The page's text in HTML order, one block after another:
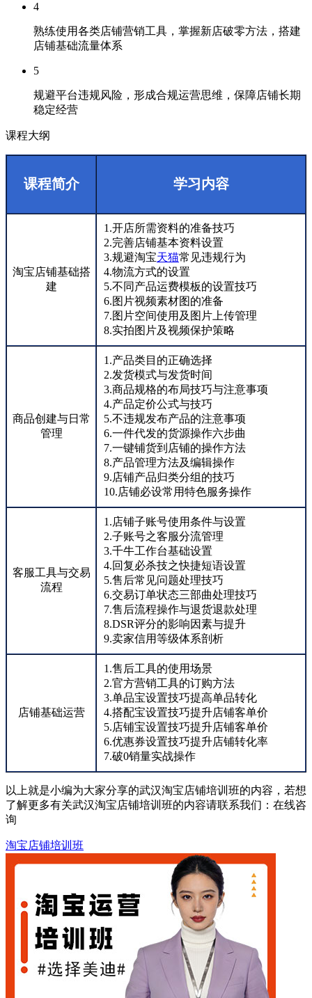
4
熟练使用各类店铺营销工具，掌握新店破零方法，搭建
店铺基础流量体系
5
规避平台违规风险，形成合规运营思维，保障店铺长期
稳定经营
课程大纲
课程简介 学习内容
淘宝店铺基础搭
建
1.开店所需资料的准备技巧
2.完善店铺基本资料设置
3.规避淘宝天猫常见违规行为
4.物流方式的设置
5.不同产品运费模板的设置技巧
6.图片视频素材图的准备
7.图片空间使用及图片上传管理
8.实拍图片及视频保护策略
商品创建与日常
管理
1.产品类目的正确选择
2.发货模式与发货时间
3.商品规格的布局技巧与注意事项
4.产品定价公式与技巧
5.不违规发布产品的注意事项
6.一件代发的货源操作六步曲
7.一键铺货到店铺的操作方法
8.产品管理方法及编辑操作
9.店铺产品归类分组的技巧
10.店铺必设常用特色服务操作
客服工具与交易
流程
1.店铺子账号使用条件与设置
2.子账号之客服分流管理
3.千牛工作台基础设置
4.回复必杀技之快捷短语设置
5.售后常见问题处理技巧
6.交易订单状态三部曲处理技巧
7.售后流程操作与退货退款处理
8.DSR评分的影响因素与提升
9.卖家信用等级体系剖析
店铺基础运营
1.售后工具的使用场景
2.官方营销工具的订购方法
3.单品宝设置技巧提高单品转化
4.搭配宝设置技巧提升店铺客单价
5.店铺宝设置技巧提升店铺客单价
6.优惠券设置技巧提升店铺转化率
7.破0销量实战操作
以上就是小编为大家分享的武汉淘宝店铺培训班的内容，若想
了解更多有关武汉淘宝店铺培训班的内容请联系我们： 在线咨
询
淘宝店铺培训班